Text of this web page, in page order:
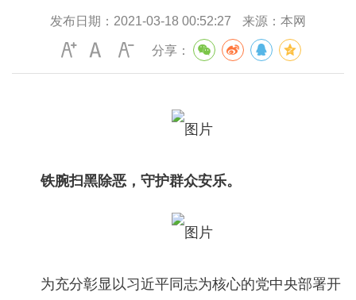
发布日期： 2021-03-18 00:52:27 来源： 本网
分享：
铁腕扫黑除恶，守护群众安乐。
为充分彰显以习近平同志为核心的党中央部署开